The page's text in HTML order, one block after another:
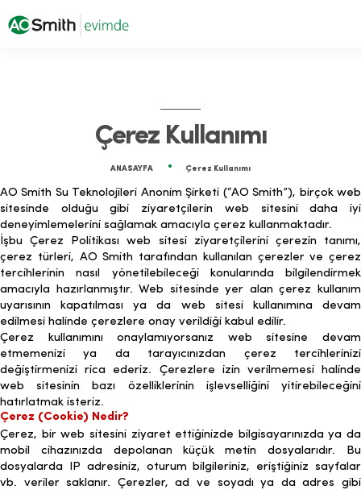
Çerez Kullanımı
ANASAYFA Çerez Kullanımı
AO Smith Su Teknolojileri Anonim Şirketi (“AO Smith”), birçok web
sitesinde olduğu gibi ziyaretçilerin web sitesini daha iyi
deneyimlemelerini sağlamak amacıyla çerez kullanmaktadır.
İşbu Çerez Politikası web sitesi ziyaretçilerini çerezin tanımı,
çerez türleri, AO Smith tarafından kullanılan çerezler ve çerez
tercihlerinin nasıl yönetilebileceği konularında bilgilendirmek
amacıyla hazırlanmıştır. Web sitesinde yer alan çerez kullanım
uyarısının kapatılması ya da web sitesi kullanımına devam
edilmesi halinde çerezlere onay verildiği kabul edilir.
Çerez kullanımını onaylamıyorsanız web sitesine devam
etmemenizi ya da tarayıcınızdan çerez tercihlerinizi
değiştirmenizi rica ederiz. Çerezlere izin verilmemesi halinde
web sitesinin bazı özelliklerinin işlevselliğini yitirebileceğini
hatırlatmak isteriz.
Çerez (Cookie) Nedir?
Çerez, bir web sitesini ziyaret ettiğinizde bilgisayarınızda ya da
mobil cihazınızda depolanan küçük metin dosyalarıdır. Bu
dosyalarda IP adresiniz, oturum bilgileriniz, eriştiğiniz sayfalar
vb. veriler saklanır. Çerezler, ad ve soyadı ya da adres gibi